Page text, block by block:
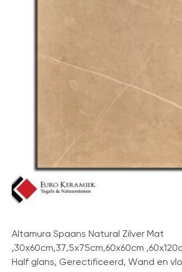
Altamura Spaans Natural Zilver Mat
,30x60cm,37,5x75cm,60x60cm
Half glans, Gerectificeerd, Wand en